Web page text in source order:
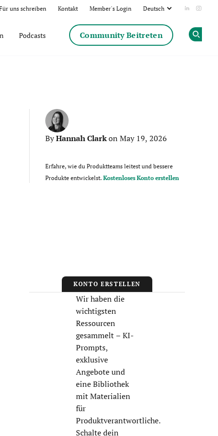
uns schreiben Kontakt Member's Login Add us
Podcasts Community Beitreten
ByHannah Clarkon May 19, 2026
Erfahre, wie du Produktteams leitest und bessere
Produkte entwickelst.Kostenloses Konto erstellen
KONTO ERSTELLEN
Wir haben die
wichtigsten
Ressourcen
gesammelt – KI-
Prompts,
exklusive
Angebote und
eine Bibliothek
mit Materialien
für
Produktverantwortliche.
Schalte dein